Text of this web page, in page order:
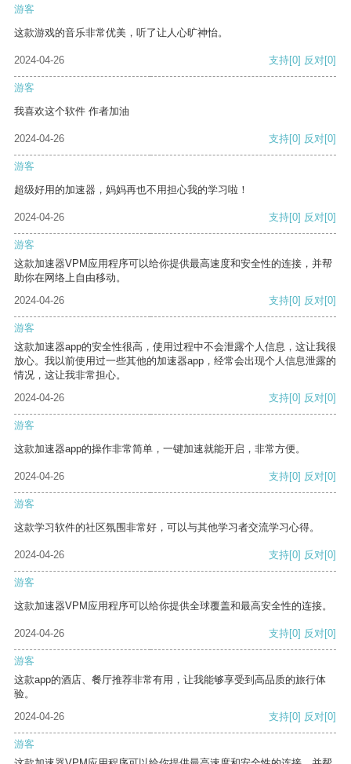
游客
这款游戏的音乐非常优美，听了让人心旷神怡。
2024-04-26 支持[0] 反对[0]
游客
我喜欢这个软件 作者加油
2024-04-26 支持[0] 反对[0]
游客
超级好用的加速器，妈妈再也不用担心我的学习啦！
2024-04-26 支持[0] 反对[0]
游客
这款加速器VPM应用程序可以给你提供最高速度和安全性的连接，并帮
助你在网络上自由移动。
2024-04-26
支持[0] 反对[0]
游客
这款加速器app的安全性很高，使用过程中不会泄露个人信息，这让我很
放心。我以前使用过一些其他的加速器app，经常会出现个人信息泄露的
情况，这让我非常担心。
2024-04-26
支持[0] 反对[0]
游客
这款加速器app的操作非常简单，一键加速就能开启，非常方便。
2024-04-26 支持[0] 反对[0]
游客
这款学习软件的社区氛围非常好，可以与其他学习者交流学习心得。
2024-04-26 支持[0] 反对[0]
游客
这款加速器VPM应用程序可以给你提供全球覆盖和最高安全性的连接。
2024-04-26 支持[0] 反对[0]
游客
这款app的酒店、餐厅推荐非常有用，让我能够享受到高品质的旅行体
验。
2024-04-26
支持[0] 反对[0]
游客